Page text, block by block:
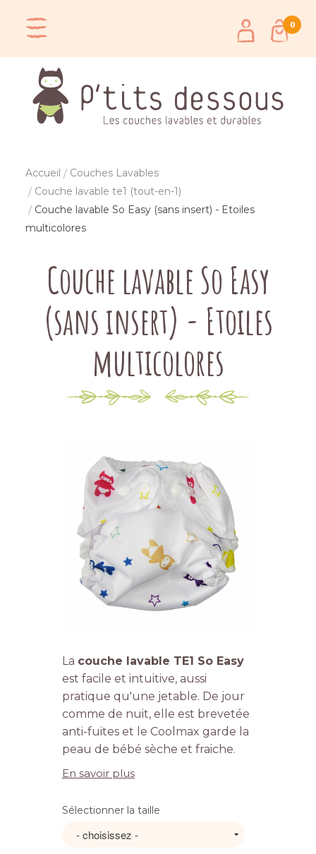
0
Accueil
Couches Lavables
Couche lavable te1 (tout-en-1)
Couche lavable So Easy (sans insert) - Etoiles
multicolores
Couche lavable So Easy
(sans insert) - Etoiles
multicolores
La couche lavable TE1 So Easy
est facile et intuitive, aussi
pratique qu'une jetable. De jour
comme de nuit, elle est brevetée
anti-fuites et le Coolmax garde la
peau de bébé sèche et fraiche.
En savoir plus
Sélectionner la taille